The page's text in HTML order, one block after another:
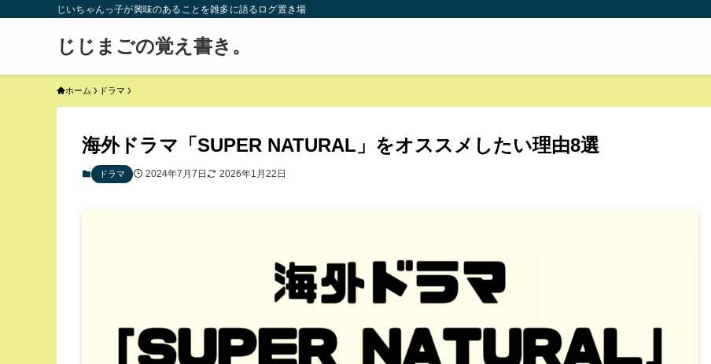
じいちゃんっ子が興味のあることを雑多に語るログ置き場
じじまごの覚え書き。
ホーム ドラマ
海外ドラマ「SUPER NATURAL」をオススメしたい理由8選
ドラマ 2024年7月7日 2026年1月22日